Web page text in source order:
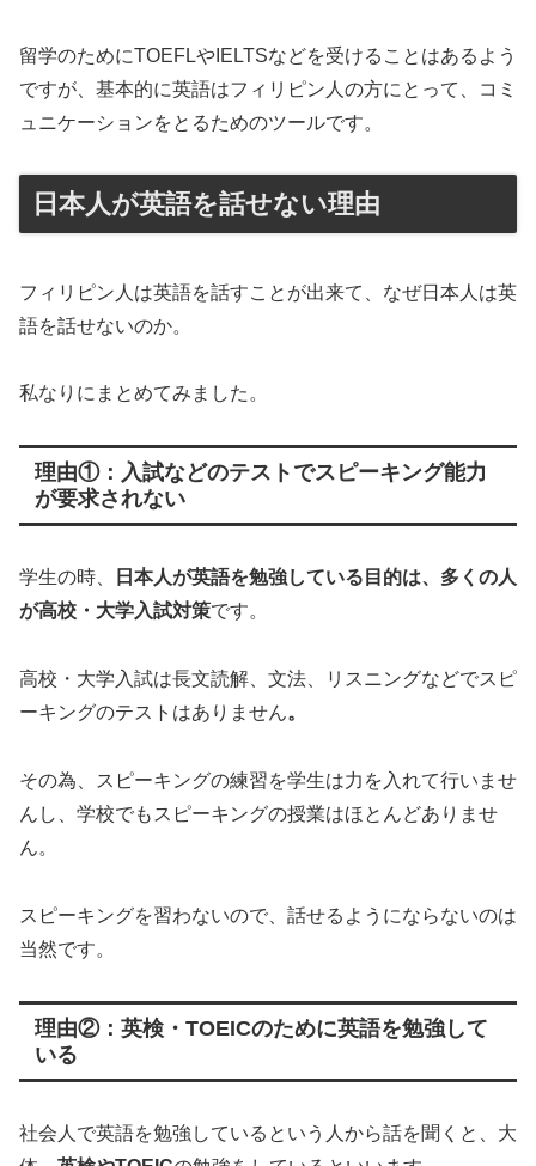
留学のためにTOEFLやIELTSなどを受けることはあるよう
ですが、基本的に英語はフィリピン人の方にとって、コミ
ュニケーションをとるためのツールです。
日本人が英語を話せない理由
フィリピン人は英語を話すことが出来て、なぜ日本人は英
語を話せないのか。
私なりにまとめてみました。
理由①：入試などのテストでスピーキング能力
が要求されない
学生の時、
日本人が英語を勉強している目的は、多くの人
が高校・大学入試対策です。
高校・大学入試は長文読解、文法、リスニングなどでスピ
ーキングのテストはありません。
その為、スピーキングの練習を学生は力を入れて行いませ
んし、学校でもスピーキングの授業はほとんどありませ
ん。
スピーキングを習わないので、話せるようにならないのは
当然です。
理由②：英検・TOEICのために英語を勉強して
いる
社会人で英語を勉強しているという人から話を聞くと、大